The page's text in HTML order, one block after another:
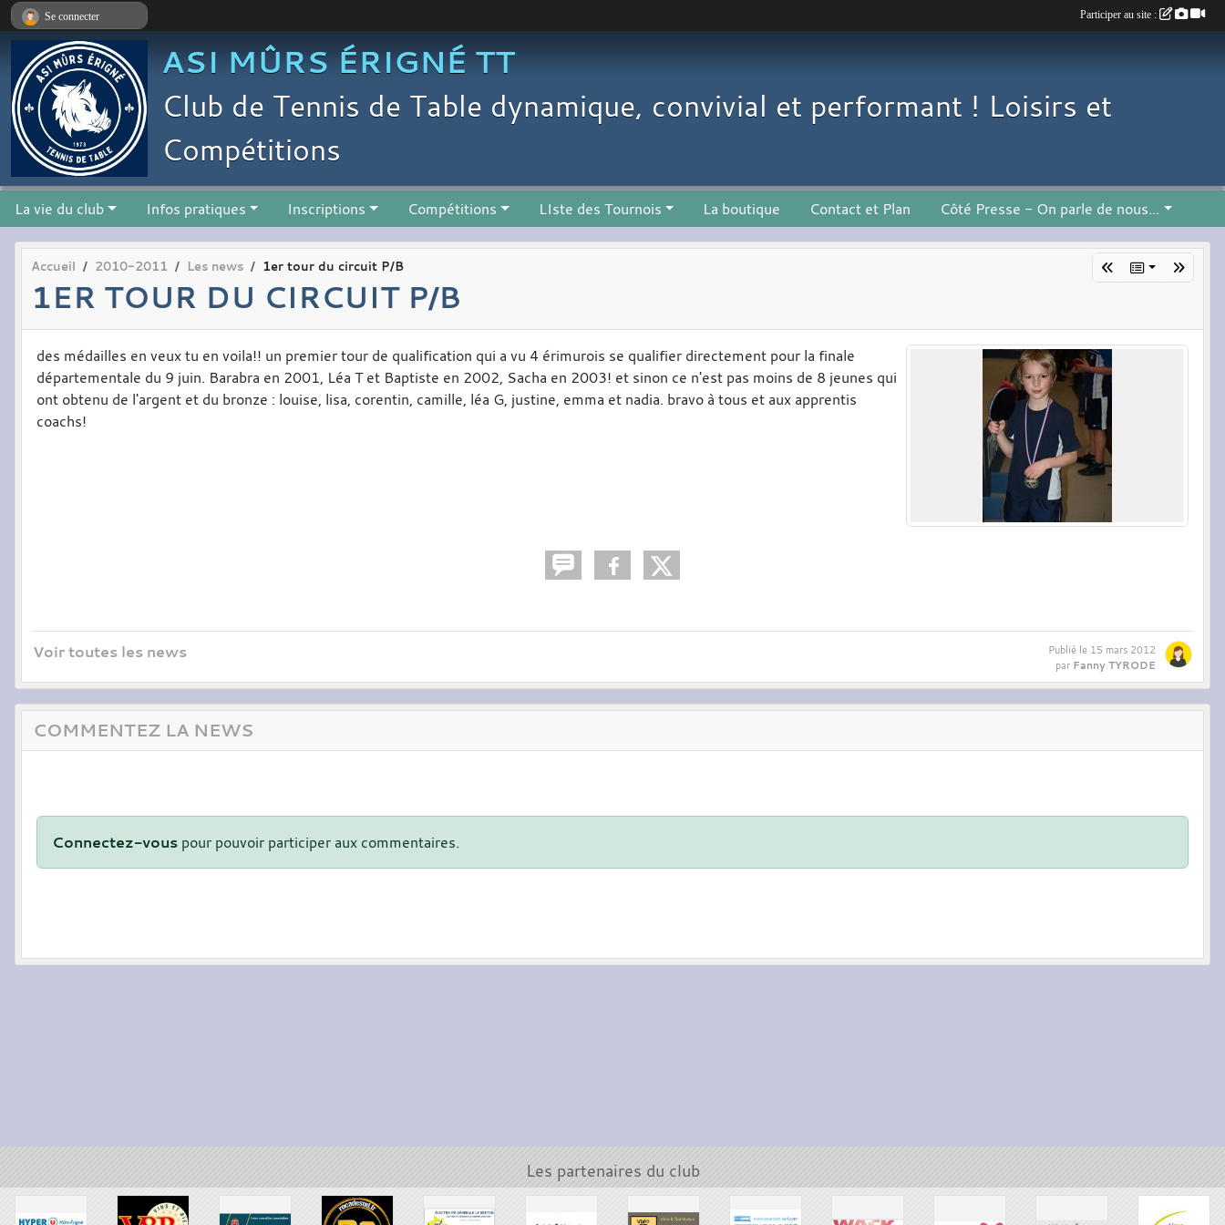
ASI MÛRS ÉRIGNÉ TT
Club de Tennis de Table dynamique, convivial et performant ! Loisirs et
Compétitions
La vie du club Infos pratiques Inscriptions Compétitions LIste des Tournois La boutique Contact et Plan Côté Presse - On parle de nous...
Accueil 2010-2011 Les news 1er tour du circuit P/B
1ER TOUR DU CIRCUIT P/B
des médailles en veux tu en voila!! un premier tour de qualification qui a vu 4 érimurois se qualifier directement pour la finale
départementale du 9 juin. Barabra en 2001, Léa T et Baptiste en 2002, Sacha en 2003! et sinon ce n'est pas moins de 8 jeunes qui
ont obtenu de l'argent et du bronze : louise, lisa, corentin, camille, léa G, justine, emma et nadia. bravo à tous et aux apprentis
coachs!
Voir toutes les news Publié le 15 mars 2012
par Fanny TYRODE
COMMENTEZ LA NEWS
Connectez-vous pour pouvoir participer aux commentaires.
Les partenaires du club
Se connecter Participer au site :
Panneau de gestion des cookies